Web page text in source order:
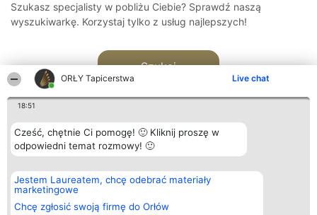
ORŁY Tapicerstwa Live chat
18:51
Cześć, chętnie Ci pomogę! 🙂 Kliknij proszę w
odpowiedni temat rozmowy! 🙂
Jestem Laureatem, chcę odebrać materiały
marketingowe
Chcę zgłosić swoją firmę do Orłów
Szukasz specjalisty w pobliżu Ciebie? Sprawdź naszą
wyszukiwarkę. Korzystaj tylko z usług najlepszych!
Szukaj
Organizator plebiscytu
Bright Side Solutions sp. z o.
o. sp. k.
ul. Ruska 22
Wrocław 50-079
Plebiscyt
Laureaci
wszystkich
Laureatów
Kontakt
Kontakt